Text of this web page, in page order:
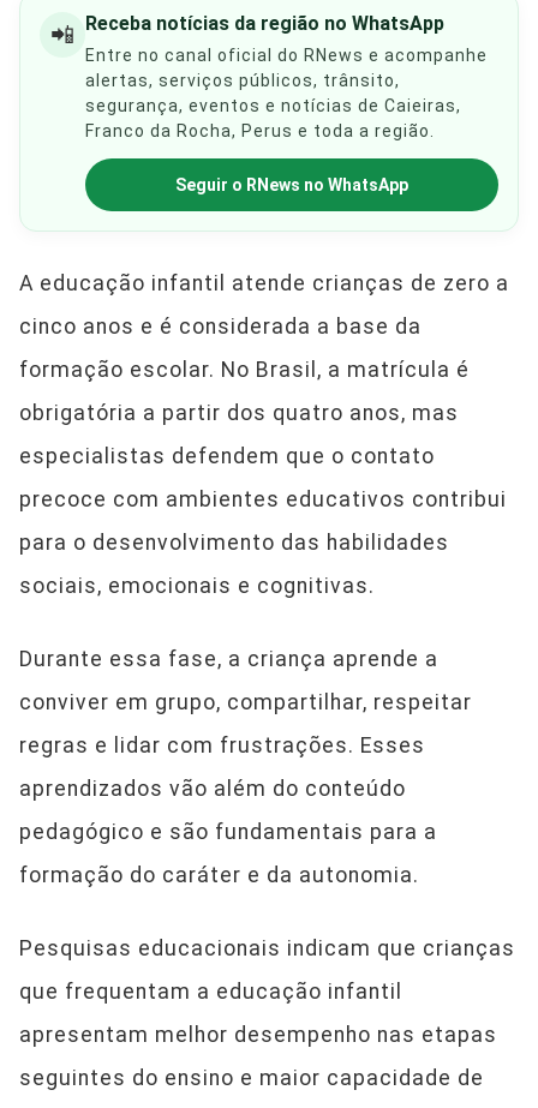
📲 Receba notícias da região no WhatsApp
Entre no canal oficial do RNews e acompanhe
alertas, serviços públicos, trânsito,
segurança, eventos e notícias de Caieiras,
Franco da Rocha, Perus e toda a região.
Seguir o RNews no WhatsApp
A educação infantil atende crianças de zero a
cinco anos e é considerada a base da
formação escolar. No Brasil, a matrícula é
obrigatória a partir dos quatro anos, mas
especialistas defendem que o contato
precoce com ambientes educativos contribui
para o desenvolvimento das habilidades
sociais, emocionais e cognitivas.
Durante essa fase, a criança aprende a
conviver em grupo, compartilhar, respeitar
regras e lidar com frustrações. Esses
aprendizados vão além do conteúdo
pedagógico e são fundamentais para a
formação do caráter e da autonomia.
Pesquisas educacionais indicam que crianças
que frequentam a educação infantil
apresentam melhor desempenho nas etapas
seguintes do ensino e maior capacidade de